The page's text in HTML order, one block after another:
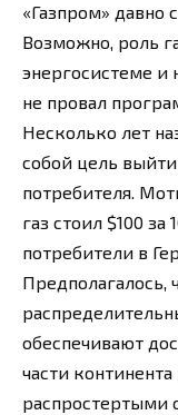
«Газпром» давно
Возможно, роль
энергосистеме и
не провал
Несколько лет
собой цель
потребителя.
газ стоил $100 за
потребители в
Предполагалось,
обеспечивают
части
распростертыми